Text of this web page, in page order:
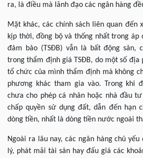
ra, là điều mà lãnh đạo các ngân hàng
Mặt khác, các chính sách liên quan đến
kịp thời, đồng bộ và thống nhất trong áp
đảm bảo (TSĐB) vẫn là bất động sản,
trong thẩm định giá TSĐB, do một số địa
tổ chức của mình thẩm định mà không
phương khác tham gia vào. Trong khi
chưa cho phép cá nhân hoặc nhà đầu
chấp quyền sử dụng đất, dẫn đến hạn
dòng tiền, nhất là dòng tiền nước ngoài
Ngoài ra lâu nay, các ngân hàng chủ
lý, phát mãi tài sản hay đấu giá các